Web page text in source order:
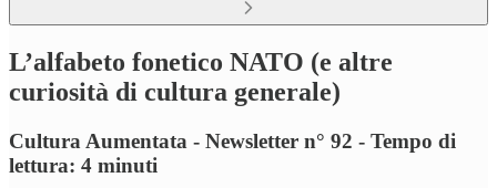
L’alfabeto fonetico NATO (e altre
curiosità di cultura generale)
Cultura Aumentata - Newsletter n° 92 - Tempo di
lettura: 4 minuti